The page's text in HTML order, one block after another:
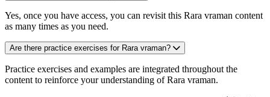
Yes, once you have access, you can revisit this Rara vraman content
as many times as you need.
Are there practice exercises for Rara vraman?
Practice exercises and examples are integrated throughout the
content to reinforce your understanding of Rara vraman.